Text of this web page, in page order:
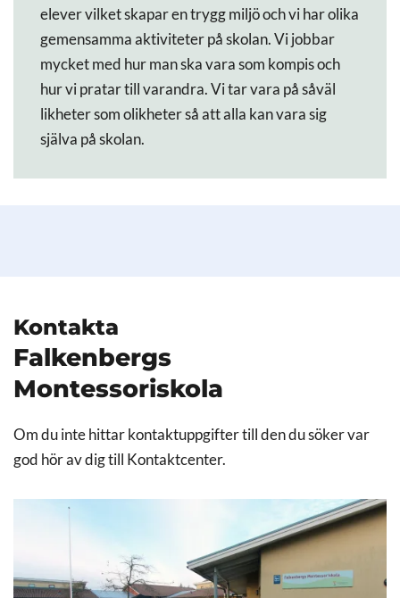
elever vilket skapar en trygg miljö och vi har olika
gemensamma aktiviteter på skolan. Vi jobbar
mycket med hur man ska vara som kompis och
hur vi pratar till varandra. Vi tar vara på såväl
likheter som olikheter så att alla kan vara sig
själva på skolan.
Kontakta
Falkenbergs
Montessoriskola
Om du inte hittar kontaktuppgifter till den du söker var
god hör av dig till Kontaktcenter.